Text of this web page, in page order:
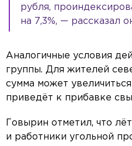
рубля,
на 7,3%, — рассказал
Аналогичные условия
группы. Для жителей
сумма может увеличиться
приведёт к прибавке
Говырин отметил, что
и работники угольной